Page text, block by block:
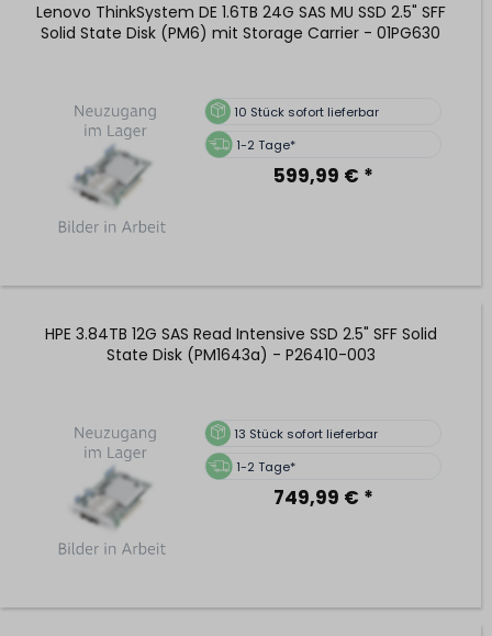
Lenovo ThinkSystem DE 1.6TB 24G SAS MU SSD 2.5" SFF
Solid State Disk (PM6) mit Storage Carrier - 01PG630
10 Stück sofort lieferbar
1-2 Tage*
599,99 € *
HPE 3.84TB 12G SAS Read Intensive SSD 2.5" SFF Solid
State Disk (PM1643a) - P26410-003
13 Stück sofort lieferbar
1-2 Tage*
749,99 € *